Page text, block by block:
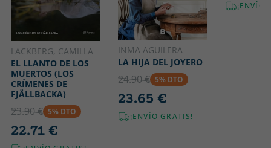
LACKBERG, CAMILLA
EL LLANTO DE LOS
MUERTOS (LOS
CRÍMENES DE
FJÄLLBACKA)
23.90 € 5% DTO
22.71 €
INMA AGUILERA
LA HIJA DEL JOYERO
24.90 € 5% DTO
23.65 €
¡ENVÍO GRATIS!
¡ENVÍO